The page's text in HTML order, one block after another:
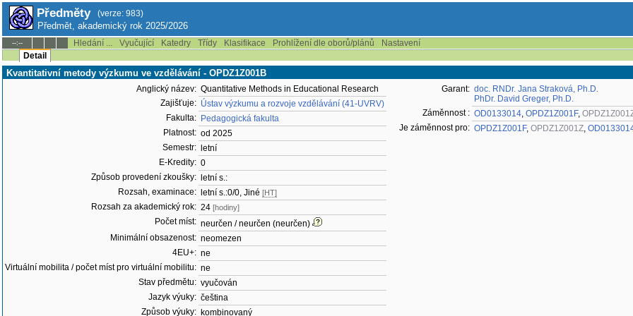
Předměty (verze: 983)
Předmět, akademický rok 2025/2026
--:-- Hledání ... Vyučující Katedry Třídy Klasifikace Prohlížení dle oborů/plánů
Nastavení
Detail
Kvantitativní metody výzkumu ve vzdělávání - OPDZ1Z001B
Anglický název: Quantitative Methods in Educational Research
Zajišťuje: Ústav výzkumu a rozvoje vzdělávání (41-UVRV)
Fakulta: Pedagogická fakulta
Platnost: od 2025
Semestr:
letní
E-Kredity: 0
Způsob provedení zkoušky:
letní s.:
Rozsah, examinace:
letní s.:0/0, Jiné [HT]
Rozsah za akademický rok: 24 [hodiny]
Počet míst: neurčen / neurčen (neurčen)
Minimální obsazenost: neomezen
4EU+: ne
Virtuální mobilita / počet míst pro virtuální mobilitu: ne
Stav předmětu: vyučován
Jazyk výuky: čeština
Způsob výuky: kombinovaný
Garant: doc. RNDr. Jana Straková, Ph.D.
PhDr. David Greger, Ph.D.
Záměnnost : OD0133014, OPDZ1Z001F,
Je záměnnost pro: OPDZ1Z001F, OPDZ1Z001Z,